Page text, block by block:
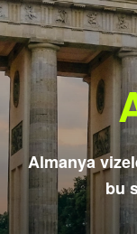
Almanya
bu